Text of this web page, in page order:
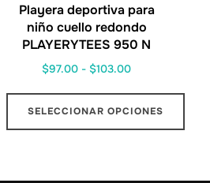
Playera deportiva para
niño cuello redondo
PLAYERYTEES 950 N
$97.00 - $103.00
SELECCIONAR OPCIONES